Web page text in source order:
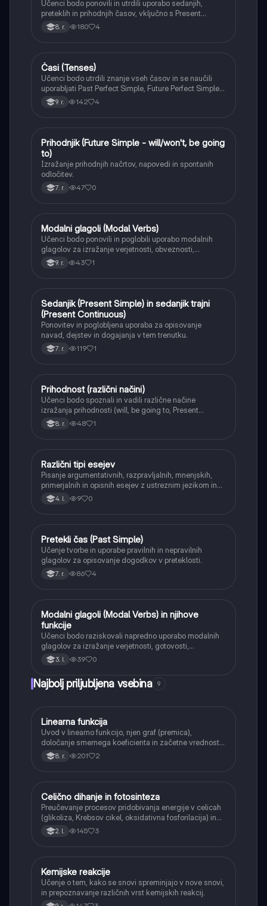
Učenci bodo ponovili in utrdili uporabo sedanjih,
preteklih in prihodnjih časov, vključno s Present
Perfect Simple in Past Continuous. Naučili se bodo
razlikovati med njimi in jih pravilno uporabljati v
8. r. 180 4
Angleščina
Časi (Tenses)
Učenci bodo utrdili znanje vseh časov in se naučili
uporabljati Past Perfect Simple, Future Perfect Simple
ter Conditional sentences (vse vrste).
9. r. 142 4
Angleščina
Prihodnjik (Future Simple - will/won't, be going
to)
Izražanje prihodnjih načrtov, napovedi in spontanih
odločitev.
7. r. 47 0
Angleščina
Modalni glagoli (Modal Verbs)
Učenci bodo ponovili in poglobili uporabo modalnih
glagolov za izražanje verjetnosti, obveznosti,
dovoljenja in sklepanja.
9. r. 43 1
Angleščina
Sedanjik (Present Simple) in sedanjik trajni
(Present Continuous)
Ponovitev in poglobljena uporaba za opisovanje
navad, dejstev in dogajanja v tem trenutku.
7. r. 119 1
Angleščina
Prihodnost (različni načini)
Učenci bodo spoznali in vadili različne načine
izražanja prihodnosti (will, be going to, Present
Continuous) ter se naučili, kdaj uporabiti posamezno
obliko.
8. r. 48 1
Angleščina
Različni tipi esejev
Pisanje argumentativnih, razpravljalnih, mnenjskih,
primerjalnih in opisnih esejev z ustreznim jezikom in
strukturo.
4. l. 9 0
Angleščina
Pretekli čas (Past Simple)
Učenje tvorbe in uporabe pravilnih in nepravilnih
glagolov za opisovanje dogodkov v preteklosti.
7. r. 86 4
Angleščina
Modalni glagoli (Modal Verbs) in njihove
funkcije
Učenci bodo raziskovali napredno uporabo modalnih
glagolov za izražanje verjetnosti, gotovosti,
dedukcije, obveznosti, možnosti in sposobnosti v
različnih kontekstih in časih.
3. l. 39 0
Najbolj priljubljena vsebina 9
Matematika
Linearna funkcija
Uvod v linearno funkcijo, njen graf (premica),
določanje smernega koeficienta in začetne vrednosti.
Učenci bodo znali narisati graf linearne funkcije.
8. r. 201 2
Naravoslovje
Celično dihanje in fotosinteza
Preučevanje procesov pridobivanja energije v celicah
(glikoliza, Krebsov cikel, oksidativna fosforilacija) in
pretvorbe svetlobne energije v kemično energijo
(fotosinteza).
2. l. 145 3
Naravoslovje
Kemijske reakcije
Učenje o tem, kako se snovi spreminjajo v nove snovi,
in prepoznavanje različnih vrst kemijskih reakcij.